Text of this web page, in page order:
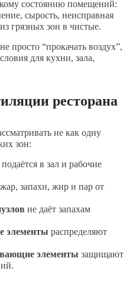
состоянию помещений:
сырость, неисправная
грязных зон в чистые.
просто “прокачать воздух”,
для кухни, зала,
ресторана
не как одну
зон:
подаётся в зал и рабочие
жар, запахи, жир и пар от
не даёт запахам
элементы распределяют
элементы защищают